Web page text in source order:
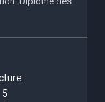
5